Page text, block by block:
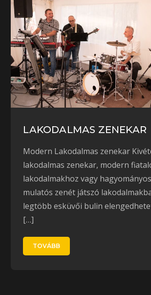
LAKODALMAS ZENEKAR
Modern Lakodalmas zenekar
lakodalmas zenekar, modern
lakodalmakhoz vagy
mulatós zenét játszó
legtöbb esküvői bulin
[…]
TOVÁBB